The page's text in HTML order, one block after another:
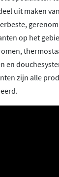
uit maken
op het
en
zijn alle